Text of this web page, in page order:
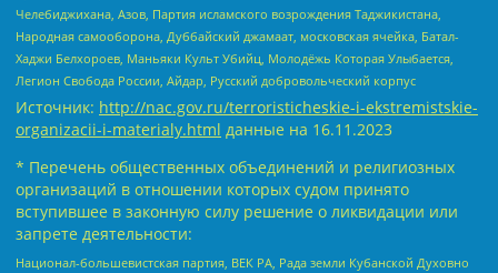
Челебиджихана, Азов, Партия исламского возрождения Таджикистана,
Народная самооборона, Дуббайский джамаат, московская ячейка, Батал-
Хаджи Белхороев, Маньяки Культ Убийц, Молодёжь Которая Улыбается,
Легион Свобода России, Айдар, Русский добровольческий корпус
Источник: http://nac.gov.ru/terroristicheskie-i-ekstremistskie-
organizacii-i-materialy.html данные на 16.11.2023
* Перечень общественных объединений и религиозных
организаций в отношении которых судом принято
вступившее в законную силу решение о ликвидации или
запрете деятельности:
Национал-большевистская партия, ВЕК РА, Рада земли Кубанской Духовно